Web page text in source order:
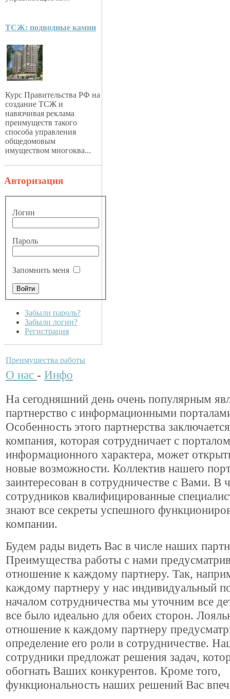
ТСЖ: подводные камни
Курс Правительства РФ на
создание ТСЖ и
навязчивая реклама
преимуществ такого
способа управления
общедомовым
имуществом многоква...
Авторизация
Логин
Пароль
Запомнить меня
Забыли пароль?
Забыли логин?
Регистрация
Преимущества работы
О нас - Инфо
На сегодняшний день очень популярным
партнерство с информационными
Особенность этого партнерства
компания, которая сотрудничает с порталом
информационного характера, может
новые возможности. Коллектив нашего
заинтересован в сотрудничестве с Вами. В
сотрудников квалифицированные
знают все секреты успешного
компании.
Будем рады видеть Вас в числе наших
Преимущества работы с нами
отношение к каждому партнеру. Так,
каждому партнеру у нас индивидуальный
началом сотрудничества мы уточним все
все было идеально для обеих сторон.
отношение к каждому партнеру
определение его роли в сотрудничестве.
сотрудники предложат решения задач,
обогнать Ваших конкурентов. Кроме того,
функциональность наших решений Вас